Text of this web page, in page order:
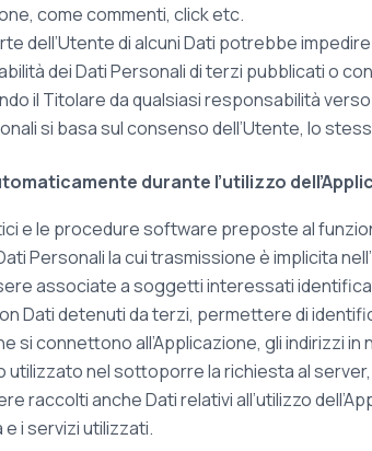
come commenti, click etc.
dell’Utente di alcuni Dati potrebbe
dei Dati Personali di terzi pubblicati o
il Titolare da qualsiasi responsabilità
si basa sul consenso dell’Utente, lo
durante l’utilizzo
e le procedure software preposte al
Personali la cui trasmissione è implicita
associate a soggetti interessati
Dati detenuti da terzi, permettere di
si connettono all’Applicazione, gli indirizzi
utilizzato nel sottoporre la richiesta al
raccolti anche Dati relativi all’utilizzo
i servizi utilizzati.